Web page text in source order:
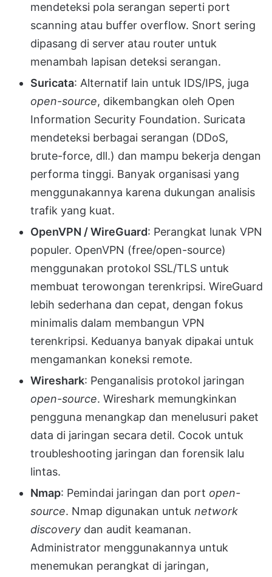
mendeteksi pola serangan seperti port
scanning atau buffer overflow. Snort sering
dipasang di server atau router untuk
menambah lapisan deteksi serangan.
Suricata: Alternatif lain untuk IDS/IPS, juga
open-source, dikembangkan oleh Open
Information Security Foundation. Suricata
mendeteksi berbagai serangan (DDoS,
brute-force, dll.) dan mampu bekerja dengan
performa tinggi. Banyak organisasi yang
menggunakannya karena dukungan analisis
trafik yang kuat.
OpenVPN / WireGuard: Perangkat lunak VPN
populer. OpenVPN (free/open-source)
menggunakan protokol SSL/TLS untuk
membuat terowongan terenkripsi. WireGuard
lebih sederhana dan cepat, dengan fokus
minimalis dalam membangun VPN
terenkripsi. Keduanya banyak dipakai untuk
mengamankan koneksi remote.
Wireshark: Penganalisis protokol jaringan
open-source. Wireshark memungkinkan
pengguna menangkap dan menelusuri paket
data di jaringan secara detil. Cocok untuk
troubleshooting jaringan dan forensik lalu
lintas.
Nmap: Pemindai jaringan dan port open-
source. Nmap digunakan untuk network
discovery dan audit keamanan.
Administrator menggunakannya untuk
menemukan perangkat di jaringan,